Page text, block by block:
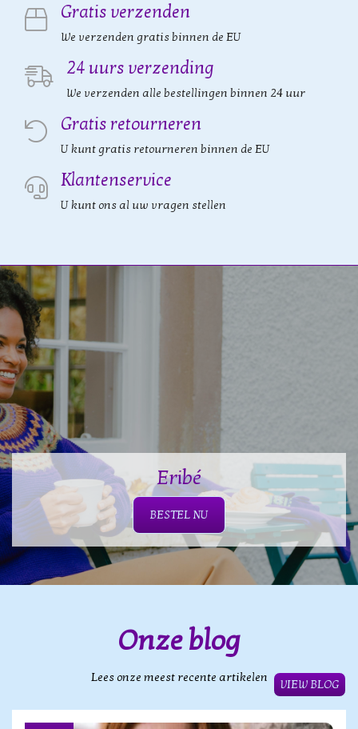
Gratis verzenden
We verzenden gratis binnen de EU
24 uurs verzending
We verzenden alle bestellingen binnen 24 uur
Gratis retourneren
U kunt gratis retourneren binnen de EU
Klantenservice
U kunt ons al uw vragen stellen
Eribé
BESTEL NU
Onze blog
Lees onze meest recente artikelen
VIEW BLOG